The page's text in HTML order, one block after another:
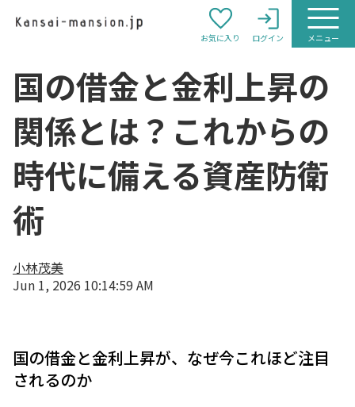
お気に入り ログイン メニュー
国の借金と金利上昇の
関係とは？これからの
時代に備える資産防衛
術
小林茂美
Jun 1, 2026 10:14:59 AM
国の借金と金利上昇が、なぜ今これほど注目
されるのか